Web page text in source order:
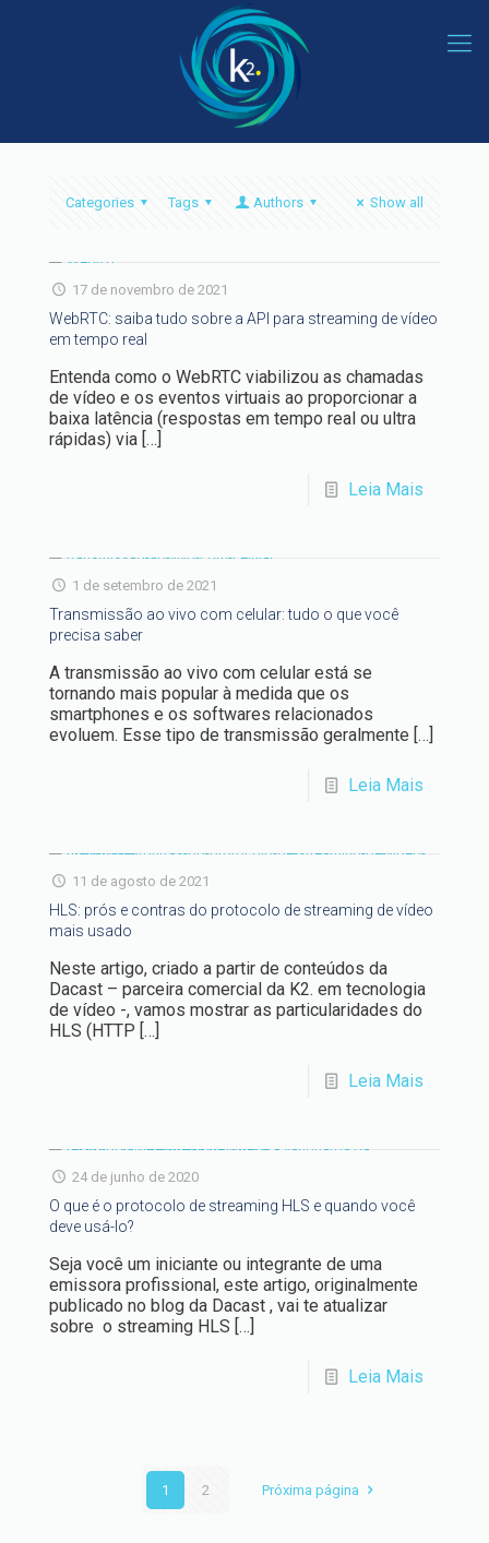
Categories Tags Authors Show all
17 de novembro de 2021
WebRTC: saiba tudo sobre a API para streaming de vídeo
em tempo real
Entenda como o WebRTC viabilizou as chamadas
de vídeo e os eventos virtuais ao proporcionar a
baixa latência (respostas em tempo real ou ultra
rápidas) via […]
Leia Mais
1 de setembro de 2021
Transmissão ao vivo com celular: tudo o que você
precisa saber
A transmissão ao vivo com celular está se
tornando mais popular à medida que os
smartphones e os softwares relacionados
evoluem. Esse tipo de transmissão geralmente […]
Leia Mais
11 de agosto de 2021
HLS: prós e contras do protocolo de streaming de vídeo
mais usado
Neste artigo, criado a partir de conteúdos da
Dacast – parceira comercial da K2. em tecnologia
de vídeo -, vamos mostrar as particularidades do
HLS (HTTP […]
Leia Mais
24 de junho de 2020
O que é o protocolo de streaming HLS e quando você
deve usá-lo?
Seja você um iniciante ou integrante de uma
emissora profissional, este artigo, originalmente
publicado no blog da Dacast , vai te atualizar
sobre o streaming HLS […]
Leia Mais
1 2 Próxima página